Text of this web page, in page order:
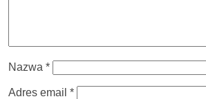
Nazwa *
Adres email *